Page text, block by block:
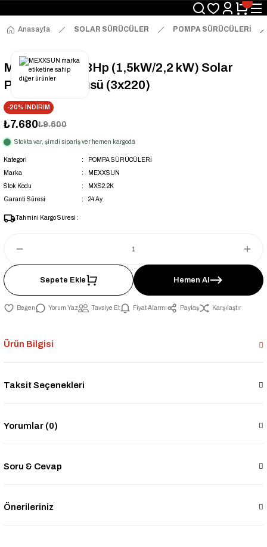
Anasayfa SOLAR SÜRÜCÜLER POMPA SÜRÜCÜLERİ
Mexxsun 2Hp/3Hp (1,5kW/2,2 kW) Solar
Pompa Sürücüsü (3x220)
-20% İNDİRİM
₺7.680₺9.600
Stokta var, şimdi sipariş ver hemen kargoda
Kategori
POMPA SÜRÜCÜLERİ
Marka
MEXXSUN
Stok Kodu
MXS2.2K
Garanti Süresi
24 Ay
Tahmini Kargo Süresi :
Sepete Ekle Hemen Al
Yorum Yaz Tavsiye Et Fiyat Alarmı Paylaş Karşılaştır
Ürün Bilgisi
Taksit Seçenekleri
Yorumlar (0)
Soru & Cevap
Önerileriniz